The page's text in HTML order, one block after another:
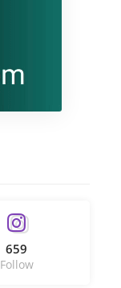
659
Follow